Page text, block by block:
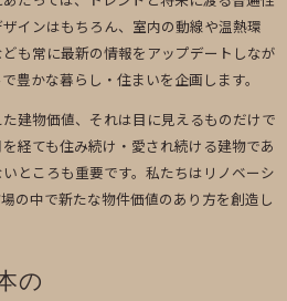
インはもちろん、室内の動線や温熱環
も常に最新の情報をアップデートしなが
豊かな暮らし・住まいを企画します。
建物価値、それは目に見えるものだけで
経ても住み続け・愛され続ける建物であ
ところも重要です。私たちはリノベーシ
の中で新たな物件価値のあり方を創造し
の